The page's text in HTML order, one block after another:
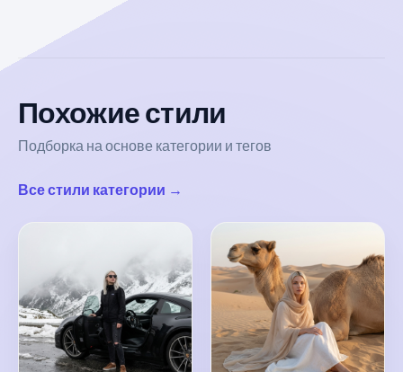
Похожие стили
Подборка на основе категории и тегов
Все стили категории →